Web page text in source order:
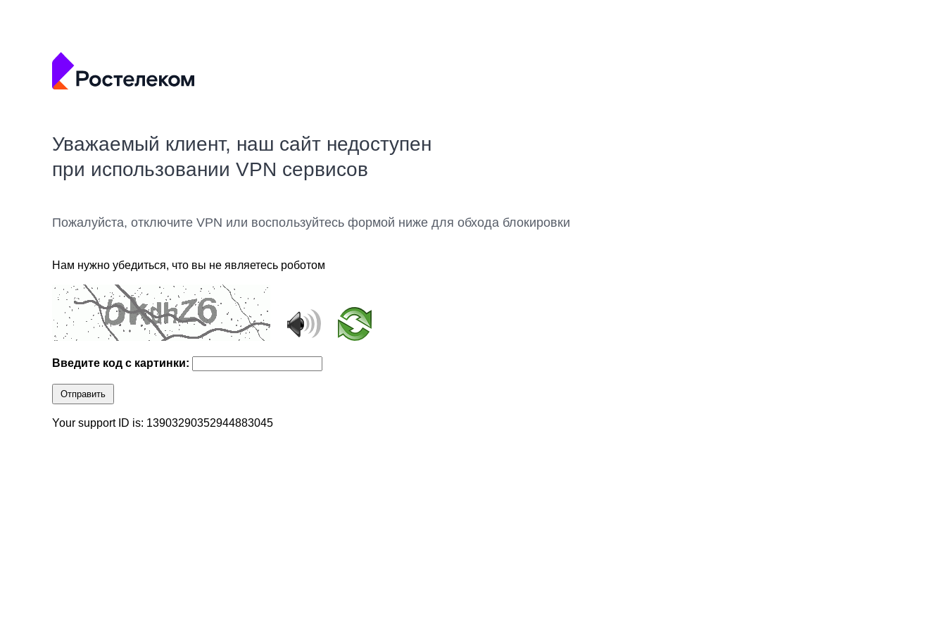
Уважаемый клиент, наш сайт недоступен
при использовании VPN сервисов
Пожалуйста, отключите VPN или воспользуйтесь формой ниже для обхода блокировки
Нам нужно убедиться, что вы не являетесь роботом
Введите код с картинки:
Отправить
Your support ID is: 13903290352944883045